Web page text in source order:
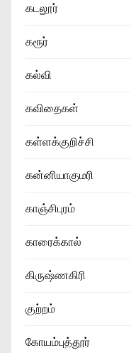
கடலூர்
கரூர்
கல்வி
கவிதைகள்
கள்ளக்குறிச்சி
கன்னியாகுமரி
காஞ்சிபுரம்
காரைக்கால்
கிருஷ்ணகிரி
குற்றம்
கோயம்புத்தூர்